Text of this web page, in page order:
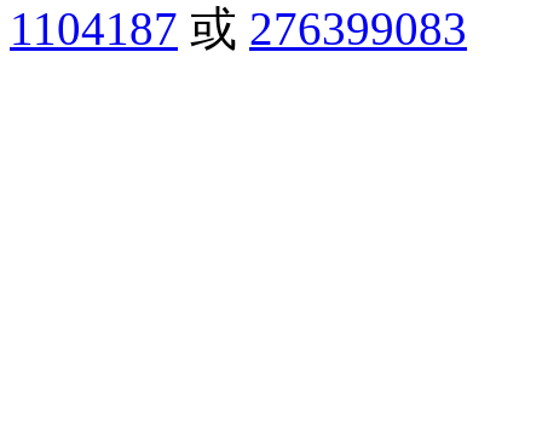
1104187 或 276399083